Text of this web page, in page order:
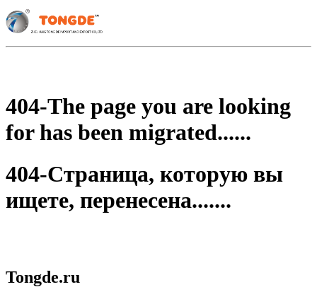
404-The page you are looking
for has been migrated......
404-Страница, которую вы
ищете, перенесена.......
Tongde.ru